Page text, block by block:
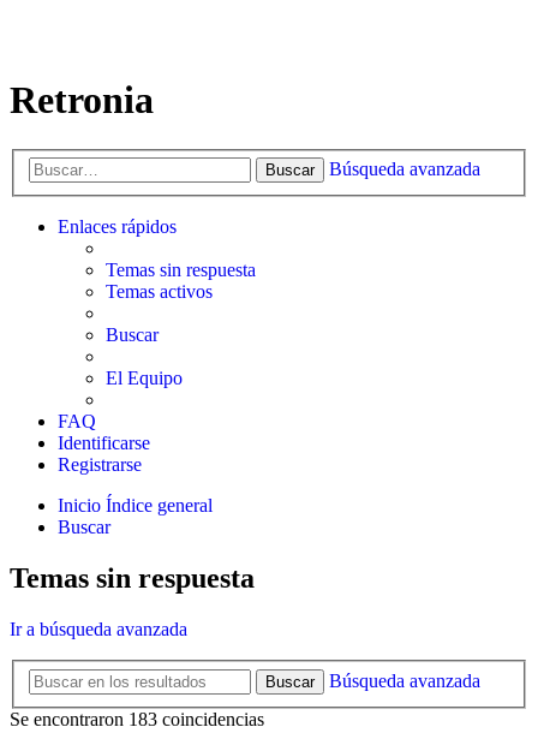
Retronia
Buscar Búsqueda avanzada
Enlaces rápidos
Temas sin respuesta
Temas activos
Buscar
El Equipo
FAQ
Identificarse
Registrarse
Inicio Índice general
Buscar
Temas sin respuesta
Ir a búsqueda avanzada
Buscar
Búsqueda avanzada
Se encontraron 183 coincidencias